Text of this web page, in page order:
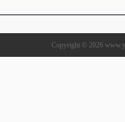
Copyright © 2026